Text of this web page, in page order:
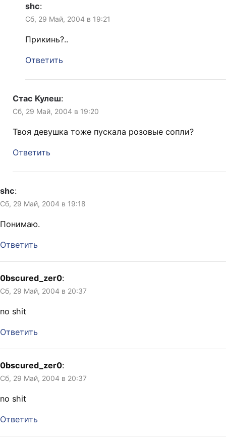
shc:
Сб, 29 Май, 2004 в 19:21
Прикинь?..
Ответить
Стас Кулеш:
Сб, 29 Май, 2004 в 19:20
Твоя девушка тоже пускала розовые сопли?
Ответить
shc:
Сб, 29 Май, 2004 в 19:18
Понимаю.
Ответить
0bscured_zer0:
Сб, 29 Май, 2004 в 20:37
no shit
Ответить
0bscured_zer0:
Сб, 29 Май, 2004 в 20:37
no shit
Ответить